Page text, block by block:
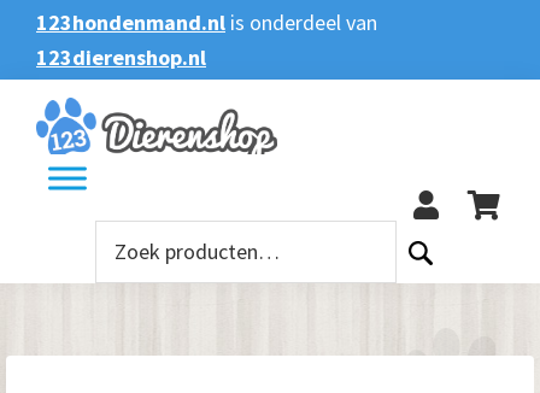
Spring
naar
de
hoofdnavigatie
Door
naar
de
hoofd
inhoud
Spring
naar
de
voettekst
123hondenmand.nl is onderdeel van
123dierenshop.nl
Zoeken
Zoeken
naar: